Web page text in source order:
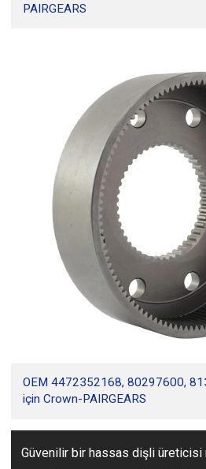
PAIRGEARS
OEM 4472352168, 80297600,
için Crown-PAIRGEARS
Güvenilir bir hassas dişli üreticisi